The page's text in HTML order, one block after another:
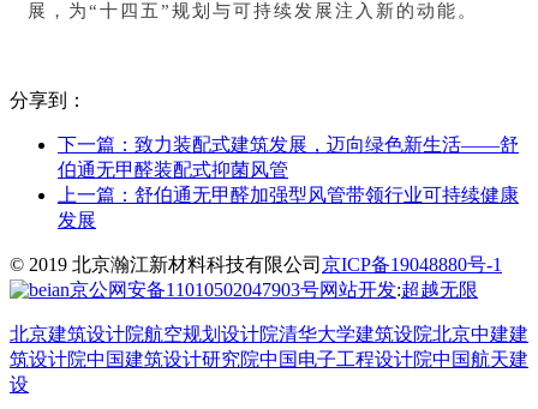
展，为“十四五”规划与可持续发展注入新的动能。
分享到：
下一篇： 致力装配式建筑发展，迈向绿色新生活——舒
伯通无甲醛装配式抑菌风管
上一篇： 舒伯通无甲醛加强型风管带领行业可持续健康
发展
© 2019 北京瀚江新材料科技有限公司 京ICP备19048880号-1
京公网安备11010502047903号网站开发:超越无限
北京建筑设计院航空规划设计院清华大学建筑设院北京中建建
筑设计院中国建筑设计研究院中国电子工程设计院中国航天建
设